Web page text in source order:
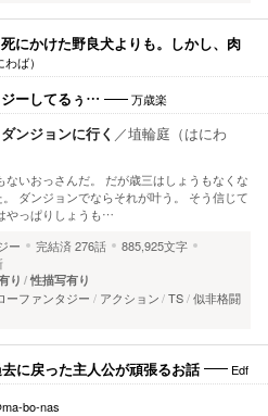
にかけた野良犬よりも。しかし、肉
ば）
ジーしてるぅ… 万歳楽
ンジョンに行く ／埴輪庭（はにわ
ないおっさんだ。 だが歳三はしょうもなくな
ダンジョンでならそれが叶う。 そう信じて
やっぱりしょうも…
ー 完結済276話
885,925文字
り 性描写有り
ーファンタジー アクション TS 似非格闘
に戻った主人公が頑張るお話 Edf
bo-nas